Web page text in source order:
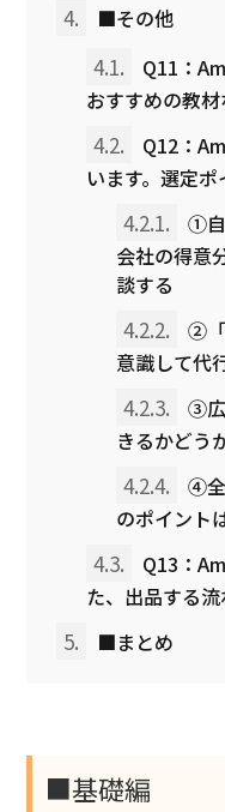
4. ■その他
4.1.
Q11：
おすすめの教
4.2.
Q12：
います。選定
4.2.1.
①自
会社の得意
談する
4.2.2.
②「
意識して代
4.2.3.
③広
きるかどう
4.2.4.
④全
のポイント
4.3.
Q13：
た、出品する
5. ■まとめ
■基礎編